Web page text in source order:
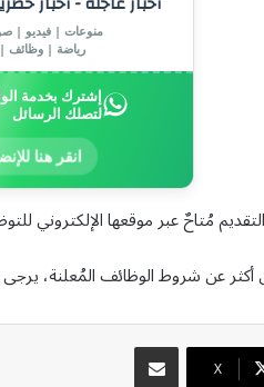
منوعات | فيديو |
رياضة | وظائف
إشترك بخدمة
لتصلك الرسائل
انقر هنا
مُتاحٌ عبر موقعها الإلكتروني للتوظيف،
عن شروط الوظائف المُعلنة، يرجى
‫X
مشاركة عبر البريد